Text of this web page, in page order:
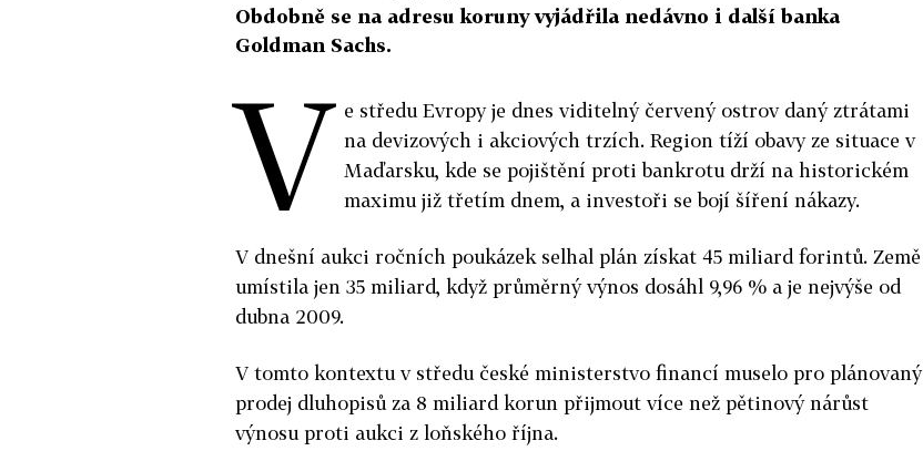
Obdobně se na adresu koruny vyjádřila nedávno i další banka
Goldman Sachs.
V e středu Evropy je dnes viditelný červený ostrov daný ztrátami
na devizových i akciových trzích. Region tíží obavy ze situace v
Maďarsku, kde se pojištění proti bankrotu drží na historickém
maximu již třetím dnem, a investoři se bojí šíření nákazy.
V dnešní aukci ročních poukázek selhal plán získat 45 miliard forintů. Země
umístila jen 35 miliard, když průměrný výnos dosáhl 9,96 % a je nejvýše od
dubna 2009.
V tomto kontextu v středu české ministerstvo financí muselo pro plánovaný
prodej dluhopisů za 8 miliard korun přijmout více než pětinový nárůst
výnosu proti aukci z loňského října.